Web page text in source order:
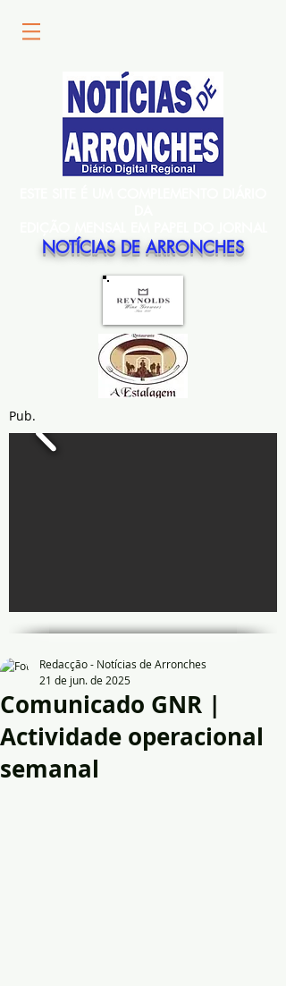
NOTÍCIAS DE ARRONCHES
Pub.
Comunicado GNR |
Actividade operacional
semanal
Redacção - Notícias de Arronches
21 de jun. de 2025